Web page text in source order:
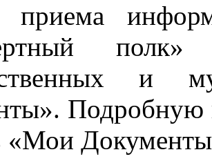
приема
и
Подробную
«Мои